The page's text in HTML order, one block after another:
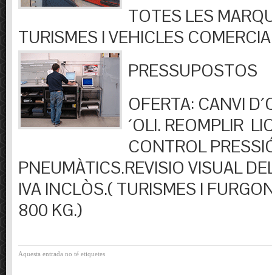
TOTES LES
TURISMES I VEHICLES
PRESSUPOSTOS
OFERTA: CANVI
´OLI. REOMPLIR
CONTROL
PNEUMÀTICS.REVISIO VISUAL
IVA INCLÒS.( TURISMES I
800 KG.)
Aquesta entrada no té etiquetes